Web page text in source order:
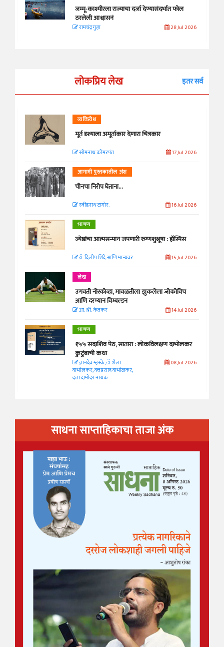
जम्मू-काश्मीरला राज्याचा दर्जा देण्यासंदर्भात फोल
ठरलेली आश्वासनं
रामचंद्र गुहा 28 Jul 2026
लोकप्रिय लेख इतर सर्व
व्यक्तिवेध
मूर्त दृश्याला अमूर्ताकार देणारा चित्रकार
सोमनाथ कोमरपंत 17 Jul 2026
आगामी पुस्तकातील अंश
चीनचा निरोप घेताना...
रवींद्रनाथ टागोर. 16 Jul 2026
भाषण
ज्येष्ठांचा आत्मसन्मान जपणारी रुग्णशुश्रूषा : हॉस्पिस
डॉ. दिलीप शिंदे आणि मान्यवर 15 Jul 2026
लेख
उगवती नोस्कोव्हा, मावळतीला झुकलेला जोकोविच
आणि दरम्यान विम्बल्डन
आ. श्री. केतकर 14 Jul 2026
भाषण
१५५ सदाशिव पेठ, सातारा : लोकविलक्षण दाभोलकर
कुटुंबाची कथा
ज्ञानदेव म्हस्के, डॉ. शैला
दाभोलकर, दत्तप्रसाद दाभोळकर,
दत्ता दामोदर नायक
08 Jul 2026
साधना साप्ताहिकाचा ताजा अंक